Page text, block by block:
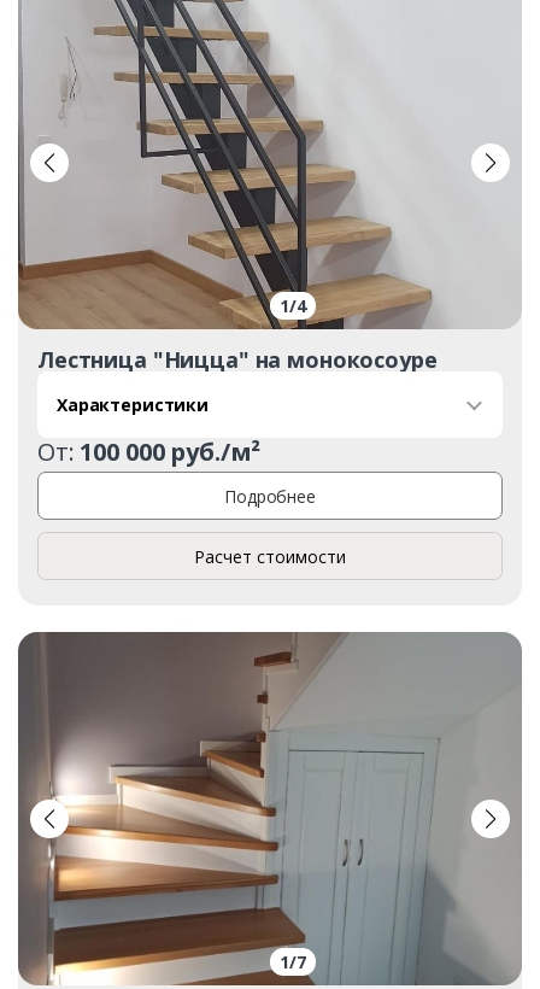
1/4
Лестница "Ницца" на монокосоуре
Характеристики
От: 100 000 руб./м²
Подробнее
Расчет стоимости
1/7